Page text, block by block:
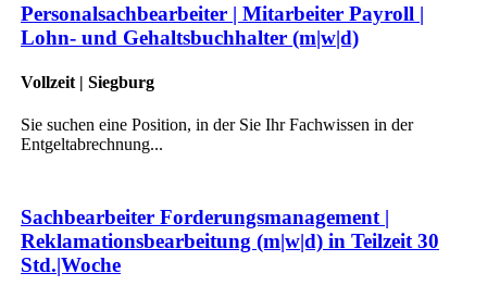
Personalsachbearbeiter | Mitarbeiter Payroll |
Lohn- und Gehaltsbuchhalter (m|w|d)
Vollzeit | Siegburg
Sie suchen eine Position, in der Sie Ihr Fachwissen in der
Entgeltabrechnung...
Sachbearbeiter Forderungsmanagement |
Reklamationsbearbeitung (m|w|d) in Teilzeit 30
Std.|Woche